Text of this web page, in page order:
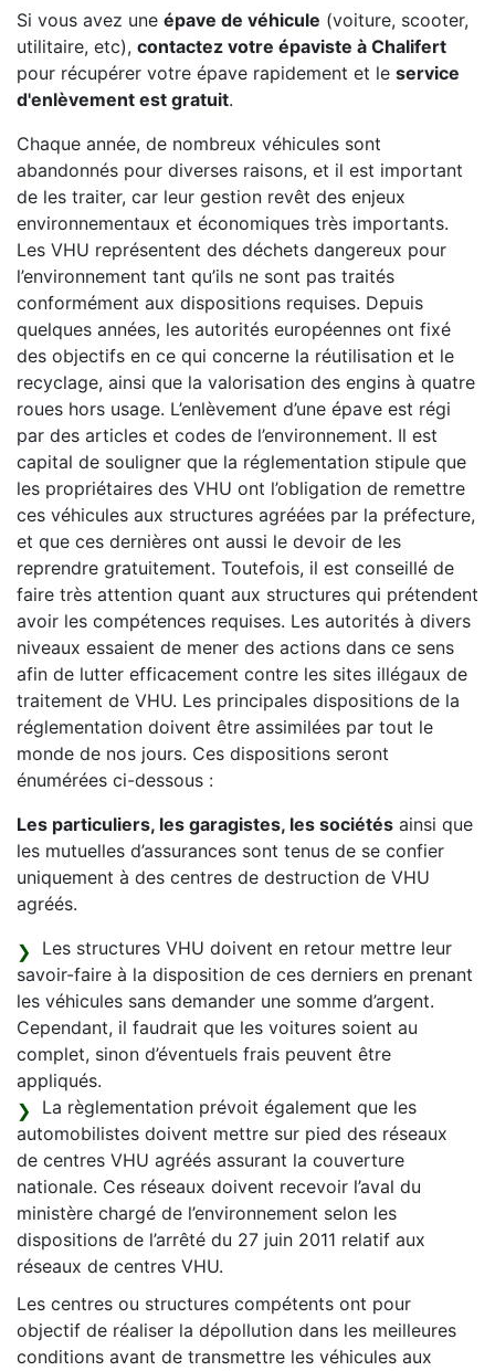
Si vous avez une épave de véhicule (voiture, scooter,
utilitaire, etc), contactez votre épaviste à Chalifert
pour récupérer votre épave rapidement et le service
d'enlèvement est gratuit.
Chaque année, de nombreux véhicules sont
abandonnés pour diverses raisons, et il est important
de les traiter, car leur gestion revêt des enjeux
environnementaux et économiques très importants.
Les VHU représentent des déchets dangereux pour
l’environnement tant qu’ils ne sont pas traités
conformément aux dispositions requises. Depuis
quelques années, les autorités européennes ont fixé
des objectifs en ce qui concerne la réutilisation et le
recyclage, ainsi que la valorisation des engins à quatre
roues hors usage. L’enlèvement d’une épave est régi
par des articles et codes de l’environnement. Il est
capital de souligner que la réglementation stipule que
les propriétaires des VHU ont l’obligation de remettre
ces véhicules aux structures agréées par la préfecture,
et que ces dernières ont aussi le devoir de les
reprendre gratuitement. Toutefois, il est conseillé de
faire très attention quant aux structures qui prétendent
avoir les compétences requises. Les autorités à divers
niveaux essaient de mener des actions dans ce sens
afin de lutter efficacement contre les sites illégaux de
traitement de VHU. Les principales dispositions de la
réglementation doivent être assimilées par tout le
monde de nos jours. Ces dispositions seront
énumérées ci-dessous :
Les particuliers, les garagistes, les sociétés ainsi que
les mutuelles d’assurances sont tenus de se confier
uniquement à des centres de destruction de VHU
agréés.
Les structures VHU doivent en retour mettre leur
savoir-faire à la disposition de ces derniers en prenant
les véhicules sans demander une somme d’argent.
Cependant, il faudrait que les voitures soient au
complet, sinon d’éventuels frais peuvent être
appliqués.
La règlementation prévoit également que les
automobilistes doivent mettre sur pied des réseaux
de centres VHU agréés assurant la couverture
nationale. Ces réseaux doivent recevoir l’aval du
ministère chargé de l’environnement selon les
dispositions de l’arrêté du 27 juin 2011 relatif aux
réseaux de centres VHU.
Les centres ou structures compétents ont pour
objectif de réaliser la dépollution dans les meilleures
conditions avant de transmettre les véhicules aux